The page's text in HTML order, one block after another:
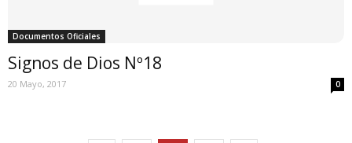
Documentos Oficiales
Signos de Dios Nº18
20 Mayo, 2017 0